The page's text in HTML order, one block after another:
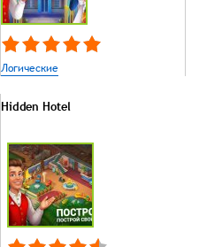
Логические
Hidden Hotel